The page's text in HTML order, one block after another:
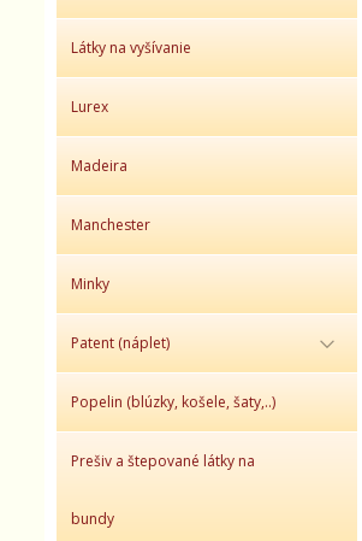
Látky na vyšívanie
Lurex
Madeira
Manchester
Minky
Patent (náplet)
Popelin (blúzky, košele, šaty,..)
Prešiv a štepované látky na
bundy